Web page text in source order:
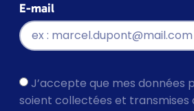
E-mail
J’accepte que mes données
soient collectées et transmises